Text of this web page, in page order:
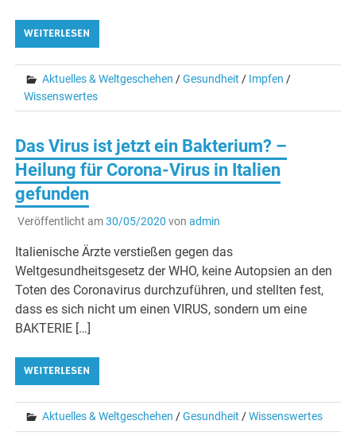
WEITERLESEN
Aktuelles & Weltgeschehen /Gesundheit / Impfen /
Wissenswertes
Das Virus ist jetzt ein Bakterium? –
Heilung für Corona-Virus in Italien
gefunden
Veröffentlicht am30/05/2020 von admin
Italienische Ärzte verstießen gegen das
Weltgesundheitsgesetz der WHO, keine Autopsien an den
Toten des Coronavirus durchzuführen, und stellten fest,
dass es sich nicht um einen VIRUS, sondern um eine
BAKTERIE […]
WEITERLESEN
Aktuelles & Weltgeschehen /Gesundheit /Wissenswertes